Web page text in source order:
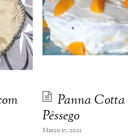
Panna Cotta
Pêssego
Março 17, 2022